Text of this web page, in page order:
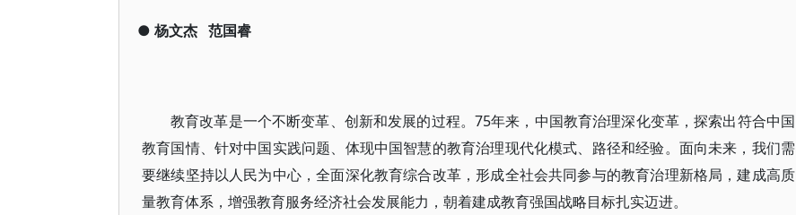
● 杨文杰 范国睿
教育改革是一个不断变革、创新和发展的过程。75年来，中国教育治理深化变革，探索出符合中国
教育国情、针对中国实践问题、体现中国智慧的教育治理现代化模式、路径和经验。面向未来，我们需
要继续坚持以人民为中心，全面深化教育综合改革，形成全社会共同参与的教育治理新格局，建成高质
量教育体系，增强教育服务经济社会发展能力，朝着建成教育强国战略目标扎实迈进。